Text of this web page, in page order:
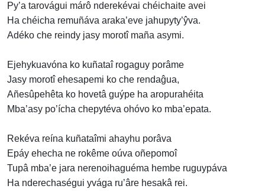
Py’a tarovágui márô nderekévai chéichaite avei
Ha chéicha remuñáva araka’eve jahupyty’ŷva.
Adéko che reindy jasy morotî maña asymi.
Ejehykuavóna ko kuñataî rogaguy porâme
Jasy morotî ehesapemi ko che rendaĝua,
Añesûpehêta ko hovetâ guýpe ha aropurahéita
Mba’asy po’ícha chepytéva ohóvo ko mba’epata.
Rekéva reína kuñataîmi ahayhu porâva
Epáy ehecha ne rokême oúva oñepomoî
Tupâ mba’e jara nerenoihaguéma hembe ruguypáva
Ha nderechaségui yvága ru’âre hesakâ rei.